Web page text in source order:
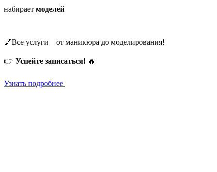
набирает моделей
💅Все услуги – от маникюра до моделирования!
👉 Успейте записаться! 🔥
Узнать подробнее